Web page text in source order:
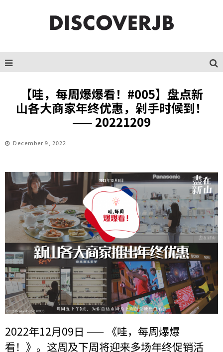
【哇，每周爆爆看！#005】盘点新
山各大商家年终优惠，剁手时候到！
—— 20221209
December 9, 2022
2022年12月09日 —— 《哇，每周爆爆
看！》。这周及下周将迎来多场年终促销活